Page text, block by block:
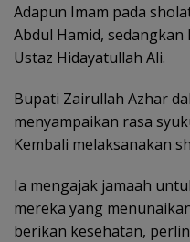
Adapun Imam pada
Abdul Hamid,
Ustaz Hidayatullah Ali.
Bupati Zairullah Azhar
menyampaikan rasa
Kembali melaksanakan
Ia mengajak jamaah
mereka yang
berikan kesehatan,